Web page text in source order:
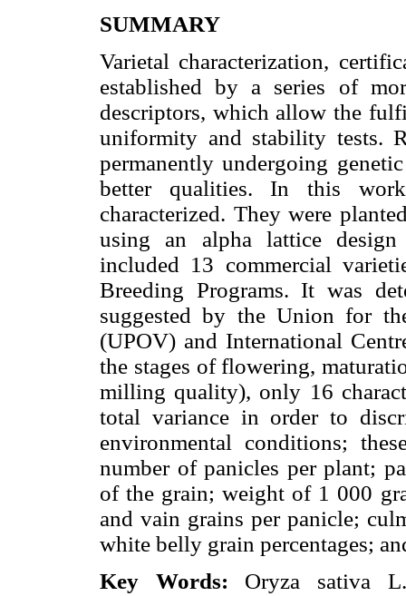
SUMMARY
Varietal characterization,
established by a series of
descriptors, which allow the
uniformity and stability tests.
permanently undergoing
better qualities. In this
characterized. They were
using an alpha lattice
included 13 commercial
Breeding Programs. It was
suggested by the Union for
(UPOV) and International
the stages of flowering,
milling quality), only 16
total variance in order to
environmental conditions;
number of panicles per plant;
of the grain; weight of 1 000
and vain grains per panicle;
white belly grain percentages;
Key Words: Oryza sativa